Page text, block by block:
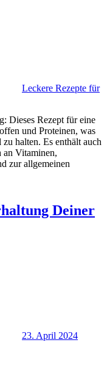
Leckere Rezepte für
Dieses Rezept für eine
und Proteinen, was
halten. Es enthält auch
an Vitaminen,
zur allgemeinen
Deiner
23. April 2024